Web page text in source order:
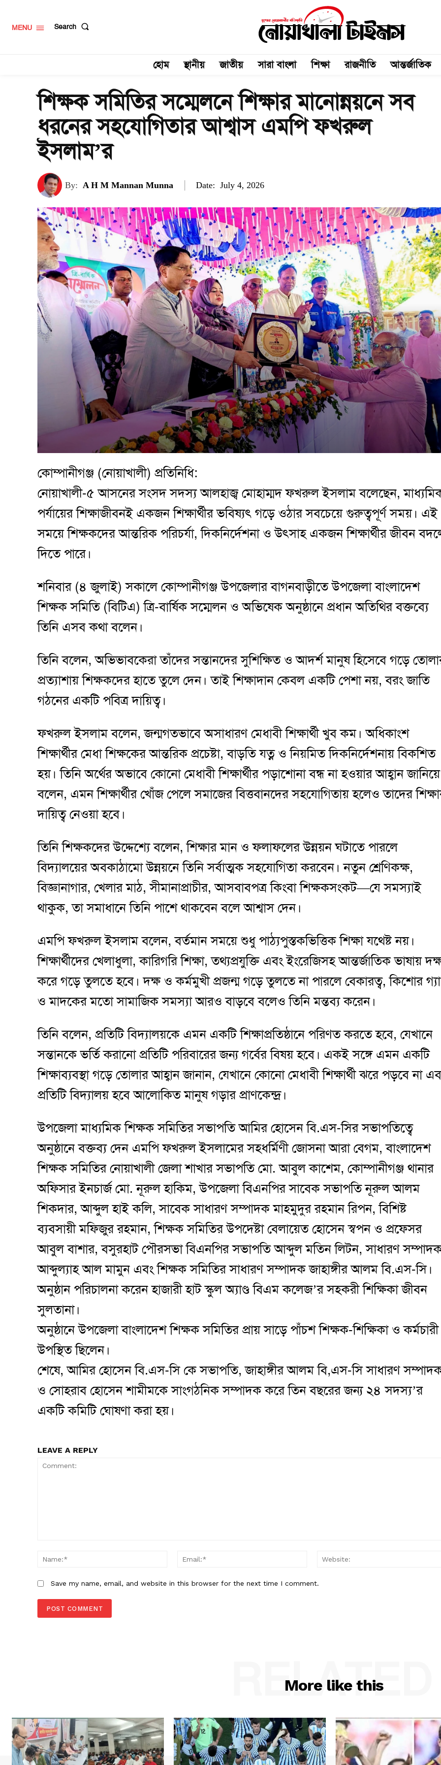
MENU Search
হোম স্থানীয় জাতীয় সারা বাংলা শিক্ষা রাজনীতি আন্তর্জাতিক
শিক্ষক সমিতির সম্মেলনে শিক্ষার মানোন্নয়নে সব
ধরনের সহযোগিতার আশ্বাস এমপি ফখরুল
ইসলাম’র
By: A H M Mannan Munna Date: July 4, 2026
কোম্পানীগঞ্জ (নোয়াখালী) প্রতিনিধি:
নোয়াখালী-৫ আসনের সংসদ সদস্য আলহাজ্ব মোহাম্মদ ফখরুল ইসলাম বলেছেন,
পর্যায়ের শিক্ষাজীবনই একজন শিক্ষার্থীর ভবিষ্যৎ গড়ে ওঠার সবচেয়ে গুরুত্বপূর্ণ সময়। এই
সময়ে শিক্ষকদের আন্তরিক পরিচর্যা, দিকনির্দেশনা ও উৎসাহ একজন শিক্ষার্থীর জীবন
দিতে পারে।
শনিবার (৪ জুলাই) সকালে কোম্পানীগঞ্জ উপজেলার বাগনবাড়ীতে উপজেলা বাংলাদেশ
শিক্ষক সমিতি (বিটিএ) ত্রি-বার্ষিক সম্মেলন ও অভিষেক অনুষ্ঠানে প্রধান অতিথির বক্তব্যে
তিনি এসব কথা বলেন।
তিনি বলেন, অভিভাবকেরা তাঁদের সন্তানদের সুশিক্ষিত ও আদর্শ মানুষ হিসেবে গড়ে
প্রত্যাশায় শিক্ষকদের হাতে তুলে দেন। তাই শিক্ষাদান কেবল একটি পেশা নয়, বরং জাতি
গঠনের একটি পবিত্র দায়িত্ব।
ফখরুল ইসলাম বলেন, জন্মগতভাবে অসাধারণ মেধাবী শিক্ষার্থী খুব কম। অধিকাংশ
শিক্ষার্থীর মেধা শিক্ষকের আন্তরিক প্রচেষ্টা, বাড়তি যত্ন ও নিয়মিত দিকনির্দেশনায় বিকশিত
হয়। তিনি অর্থের অভাবে কোনো মেধাবী শিক্ষার্থীর পড়াশোনা বন্ধ না হওয়ার আহ্বান জানিয়ে
বলেন, এমন শিক্ষার্থীর খোঁজ পেলে সমাজের বিত্তবানদের সহযোগিতায় হলেও তাদের
দায়িত্ব নেওয়া হবে।
তিনি শিক্ষকদের উদ্দেশ্যে বলেন, শিক্ষার মান ও ফলাফলের উন্নয়ন ঘটাতে পারলে
বিদ্যালয়ের অবকাঠামো উন্নয়নে তিনি সর্বাত্মক সহযোগিতা করবেন। নতুন শ্রেণিকক্ষ,
বিজ্ঞানাগার, খেলার মাঠ, সীমানাপ্রাচীর, আসবাবপত্র কিংবা শিক্ষকসংকট—যে সমস্যাই
থাকুক, তা সমাধানে তিনি পাশে থাকবেন বলে আশ্বাস দেন।
এমপি ফখরুল ইসলাম বলেন, বর্তমান সময়ে শুধু পাঠ্যপুস্তকভিত্তিক শিক্ষা যথেষ্ট নয়।
শিক্ষার্থীদের খেলাধুলা, কারিগরি শিক্ষা, তথ্যপ্রযুক্তি এবং ইংরেজিসহ আন্তর্জাতিক ভাষায়
করে গড়ে তুলতে হবে। দক্ষ ও কর্মমুখী প্রজন্ম গড়ে তুলতে না পারলে বেকারত্ব, কিশোর
ও মাদকের মতো সামাজিক সমস্যা আরও বাড়বে বলেও তিনি মন্তব্য করেন।
তিনি বলেন, প্রতিটি বিদ্যালয়কে এমন একটি শিক্ষাপ্রতিষ্ঠানে পরিণত করতে হবে, যেখানে
সন্তানকে ভর্তি করানো প্রতিটি পরিবারের জন্য গর্বের বিষয় হবে। একই সঙ্গে এমন একটি
শিক্ষাব্যবস্থা গড়ে তোলার আহ্বান জানান, যেখানে কোনো মেধাবী শিক্ষার্থী ঝরে পড়বে না
প্রতিটি বিদ্যালয় হবে আলোকিত মানুষ গড়ার প্রাণকেন্দ্র।
উপজেলা মাধ্যমিক শিক্ষক সমিতির সভাপতি আমির হোসেন বি.এস-সির সভাপতিত্বে
অনুষ্ঠানে বক্তব্য দেন এমপি ফখরুল ইসলামের সহধর্মিণী জোসনা আরা বেগম, বাংলাদেশ
শিক্ষক সমিতির নোয়াখালী জেলা শাখার সভাপতি মো. আবুল কাশেম, কোম্পানীগঞ্জ থানার
অফিসার ইনচার্জ মো. নূরুল হাকিম, উপজেলা বিএনপির সাবেক সভাপতি নূরুল আলম
শিকদার, আব্দুল হাই কলি, সাবেক সাধারণ সম্পাদক মাহমুদুর রহমান রিপন, বিশিষ্ট
ব্যবসায়ী মফিজুর রহমান, শিক্ষক সমিতির উপদেষ্টা বেলায়েত হোসেন স্বপন ও প্রফেসর
আবুল বাশার, বসুরহাট পৌরসভা বিএনপির সভাপতি আব্দুল মতিন লিটন, সাধারণ
আব্দুল্যাহ আল মামুন এবং শিক্ষক সমিতির সাধারণ সম্পাদক জাহাঙ্গীর আলম বি.এস-সি।
অনুষ্ঠান পরিচালনা করেন হাজারী হাট স্কুল অ্যাণ্ড বিএম কলেজ’র সহকরী শিক্ষিকা জীবন
সুলতানা।
অনুষ্ঠানে উপজেলা বাংলাদেশ শিক্ষক সমিতির প্রায় সাড়ে পাঁচশ শিক্ষক-শিক্ষিকা ও কর্মচারী
উপস্থিত ছিলেন।
শেষে, আমির হোসেন বি.এস-সি কে সভাপতি, জাহাঙ্গীর আলম বি,এস-সি সাধারণ
ও সোহরাব হোসেন শামীমকে সাংগঠনিক সম্পাদক করে তিন বছরের জন্য ২৪ সদস্য’র
একটি কমিটি ঘোষণা করা হয়।
LEAVE A REPLY
Name:* Email:*
Save my name, email, and website in this browser for the next time I comment.
More like this
RELATED